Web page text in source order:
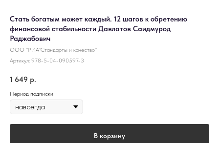
Стать богатым может каждый. 12 шагов к обретению
финансовой стабильности Давлатов Саидмурод
Раджабович
ООО "РИА"Стандарты и качество"
Артикул: 978-5-04-090597-3
1 649 р.
Период подписки
В корзину